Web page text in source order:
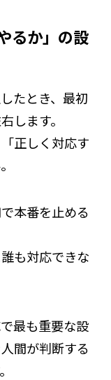
るか」の設
たとき、最初
します。
正しく対応す
本番を止める
も対応できな
最も重要な設
間が判断する